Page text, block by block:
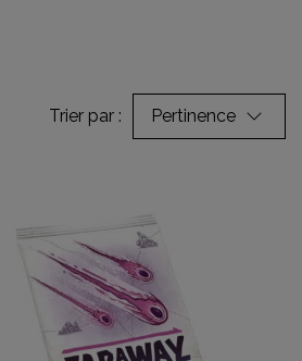
Trier par : Pertinence